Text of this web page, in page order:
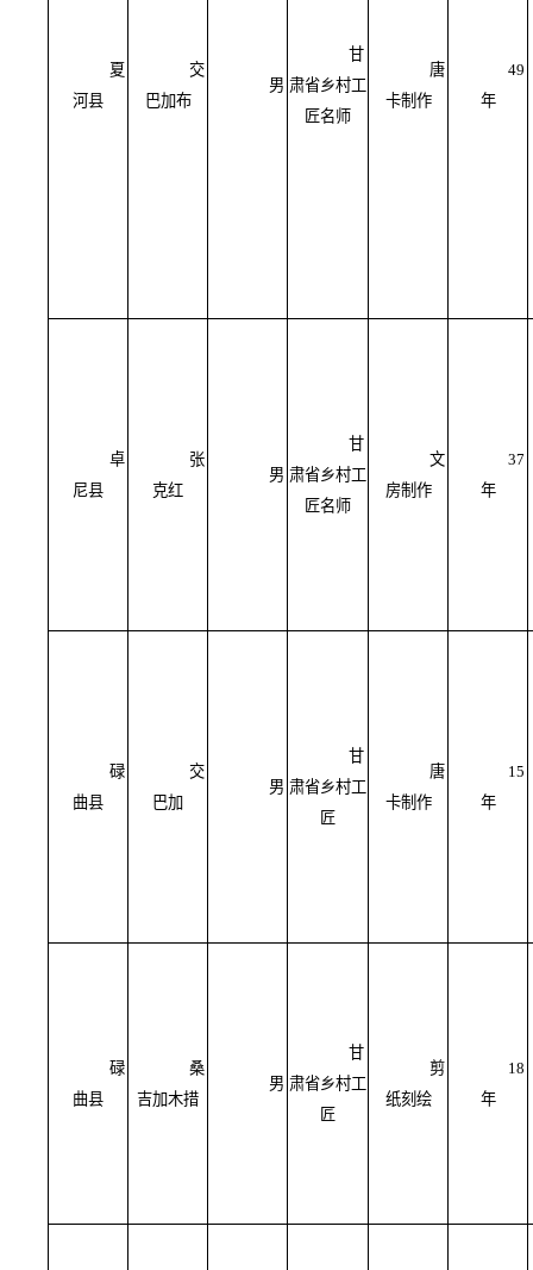
夏
河县
交
巴加布
男
甘
肃省乡村工
匠名师
唐
卡制作
49
年
卓
尼县
张
克红
男
甘
肃省乡村工
匠名师
文
房制作
37
年
碌
曲县
交
巴加
男
甘
肃省乡村工
匠
唐
卡制作
15
年
碌
曲县
桑
吉加木措
男
甘
肃省乡村工
匠
剪
纸刻绘
18
年